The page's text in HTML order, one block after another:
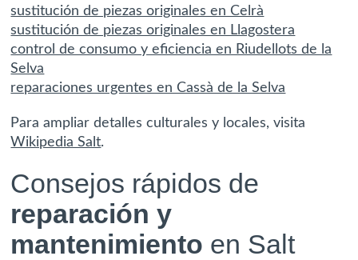
sustitución de piezas originales en Celrà
sustitución de piezas originales en Llagostera
control de consumo y eficiencia en Riudellots de la
Selva
reparaciones urgentes en Cassà de la Selva
Para ampliar detalles culturales y locales, visita
Wikipedia Salt.
Consejos rápidos de
reparación y
mantenimiento en Salt